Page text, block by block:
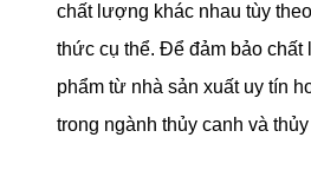
chất lượng khác nhau tùy
thức cụ thể. Để đảm bảo
phẩm từ nhà sản xuất uy tín
trong ngành thủy canh và